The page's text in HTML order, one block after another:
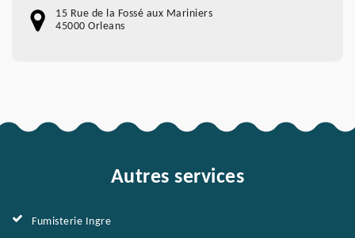
15 Rue de la Fossé aux Mariniers
45000 Orleans
Autres services
Fumisterie Ingre